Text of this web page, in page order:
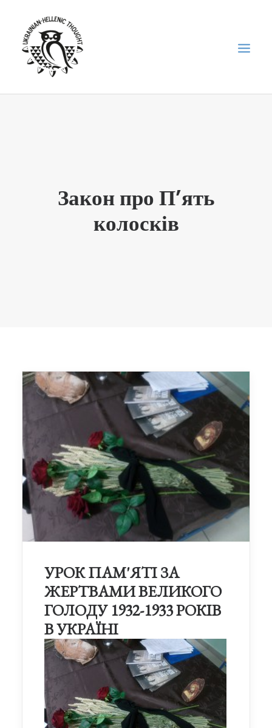
ПРО НАС
“ВІСНИК”/”ΑΓΓΕΛΙΑΦΌΡΟΣ”
Закон про П’ять
колосків
УРОК ПАМ'ЯТІ ЗА
ЖЕРТВАМИ ВЕЛИКОГО
ГОЛОДУ 1932-1933 РОКІВ
В УКРАЇНІ